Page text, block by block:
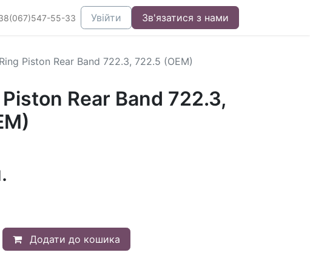
55-33 Увійти Зв'язатися з нами
Piston Rear Band 722.3, 722.5 (OEM)
Rear Band 722.3,
Додати до кошика